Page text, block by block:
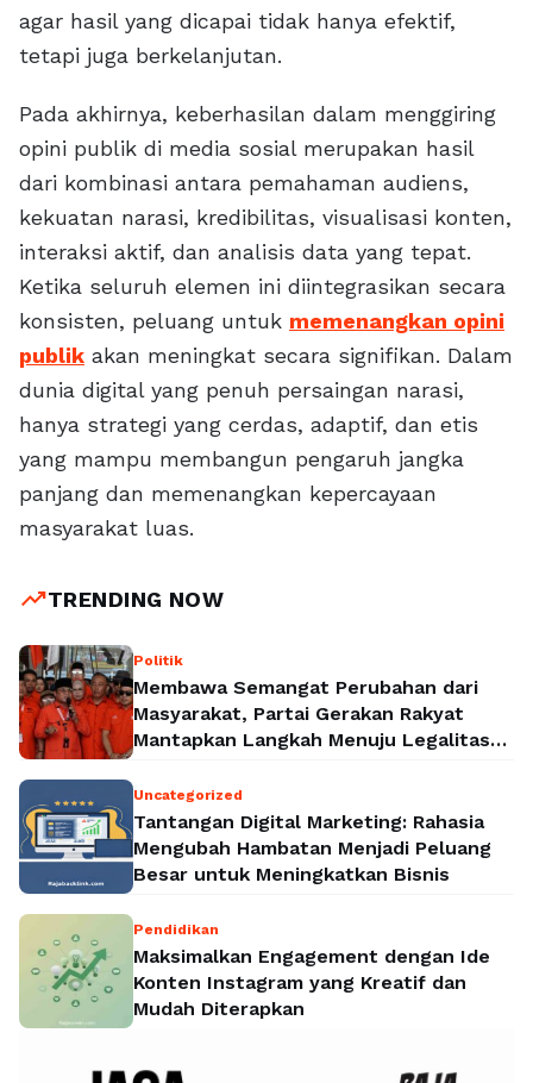
agar hasil yang dicapai tidak hanya efektif,
tetapi juga berkelanjutan.
Pada akhirnya, keberhasilan dalam menggiring
opini publik di media sosial merupakan hasil
dari kombinasi antara pemahaman audiens,
kekuatan narasi, kredibilitas, visualisasi konten,
interaksi aktif, dan analisis data yang tepat.
Ketika seluruh elemen ini diintegrasikan secara
konsisten, peluang untuk memenangkan opini
publik akan meningkat secara signifikan. Dalam
dunia digital yang penuh persaingan narasi,
hanya strategi yang cerdas, adaptif, dan etis
yang mampu membangun pengaruh jangka
panjang dan memenangkan kepercayaan
masyarakat luas.
trending_upTRENDING NOW
Politik
Membawa Semangat Perubahan dari
Masyarakat, Partai Gerakan Rakyat
Mantapkan Langkah Menuju Legalitas
Uncategorized
Tantangan Digital Marketing: Rahasia
Mengubah Hambatan Menjadi Peluang
Besar untuk Meningkatkan Bisnis
Pendidikan
Maksimalkan Engagement dengan Ide
Konten Instagram yang Kreatif dan
Mudah Diterapkan